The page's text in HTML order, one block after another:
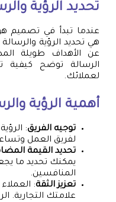
تحديد الرؤية
عندما تبدأ في تصميم
هي تحديد الرؤية
عن الأهداف طويلة
الرسالة توضح كيفية
لعملائك.
أهمية الرؤية
توجيه الفريق:
لفريق العمل
تحديد القيمة
يمكنك تحديد ما
المنافسين.
تعزيز الثقة:
علامتك التجارية.